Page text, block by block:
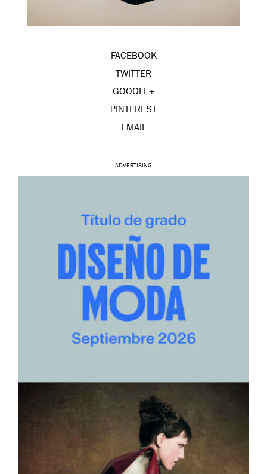
FACEBOOK
TWITTER
GOOGLE+
PINTEREST
EMAIL
ADVERTISING